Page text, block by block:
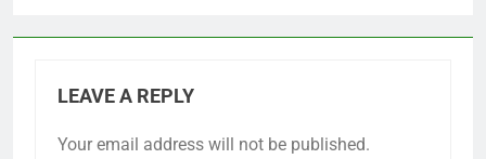
LEAVE A REPLY
Your email address will not be published.